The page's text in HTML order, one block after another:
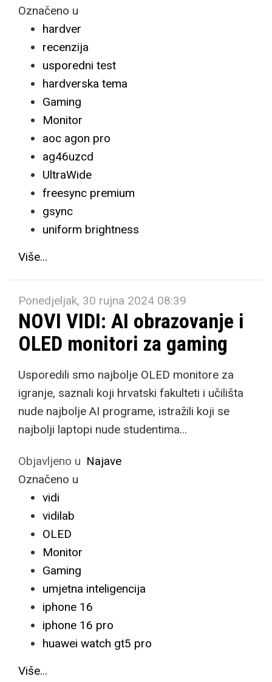
Označeno u
hardver
recenzija
usporedni test
hardverska tema
Gaming
Monitor
aoc agon pro
ag46uzcd
UltraWide
freesync premium
gsync
uniform brightness
Više...
Ponedjeljak, 30 rujna 2024 08:39
NOVI VIDI: AI obrazovanje i
OLED monitori za gaming
Usporedili smo najbolje OLED monitore za
igranje, saznali koji hrvatski fakulteti i učilišta
nude najbolje AI programe, istražili koji se
najbolji laptopi nude studentima...
Objavljeno u Najave
Označeno u
vidi
vidilab
OLED
Monitor
Gaming
umjetna inteligencija
iphone 16
iphone 16 pro
huawei watch gt5 pro
Više...